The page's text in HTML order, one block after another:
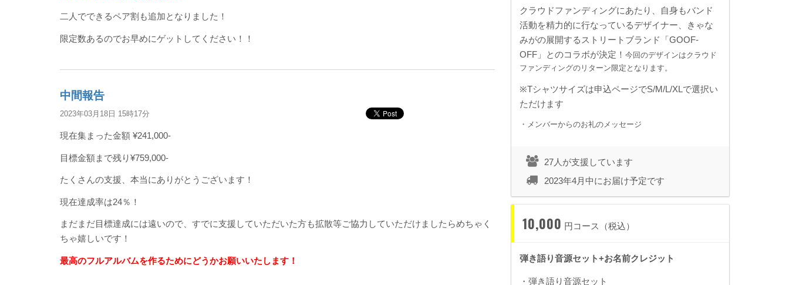
二人でできるペア割も追加となりました！
限定数あるのでお早めにゲットしてください！！
中間報告
2023年03月18日 15時17分
現在集まった金額 ¥241,000-
目標金額まで残り¥759,000-
たくさんの支援、本当にありがとうございます！
現在達成率は24％！
まだまだ目標達成には遠いので、すでに支援していただいた方も拡散等ご協力していただけましたらめちゃく
ちゃ嬉しいです！
最高のフルアルバムを作るためにどうかお願いいたします！
クラウドファンディングにあたり、自身もバンド
活動を精力的に行なっているデザイナー、きゃな
みがの展開するストリートブランド「GOOF-
OFF」とのコラボが決定！今回のデザインはクラウド
ファンディングのリターン限定となります。
※Tシャツサイズは申込ページでS/M/L/XLで選択い
ただけます
・メンバーからのお礼のメッセージ
27人が支援しています
2023年4月中にお届け予定です
10,000 円コース（税込）
弾き語り音源セット+お名前クレジット
・弾き語り音源セット